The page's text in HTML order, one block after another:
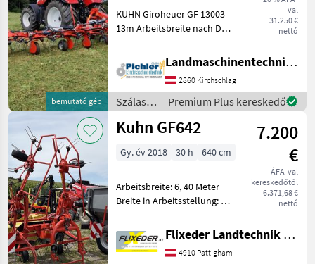
bemutató gép
val
31.250 €
nettó
KUHN Giroheuer GF 13003 -
13m Arbeitsbreite nach DIN
Kreiseleinheiten mit je 6
Zinkenarmen - KUHN
Fingerklauenkupplung -
KUHN OPT
Landmaschinentechnik Pichler GmbH
2860 Kirchschlag
Szálastakarmány
betakarítók
/ Kuhn
Premium Plus kereskedő
Kuhn GF642
7.200
€
ÁFA-val
kereskedőtől
6.371,68 €
nettó
Gy. év 2018 30 h 640 cm
Arbeitsbreite: 6, 40 Meter
Breite in Arbeitsstellung: 6,
Anzahl Zinkenarme pro
Kreisel 6 Transportbreitee:
2, 95 Meter Transporthöhe:
Flixeder Landtechnik GmbH
4910 Pattigham